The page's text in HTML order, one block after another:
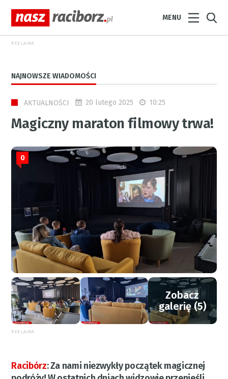
MENU
REKLAMA
NAJNOWSZE WIADOMOŚCI
AKTUALNOŚCI 20 lutego 2025 10:25
Magiczny maraton filmowy trwa!
0
Zobacz
galerię (5)
REKLAMA
Racibórz:Za nami niezwykły początek magicznej